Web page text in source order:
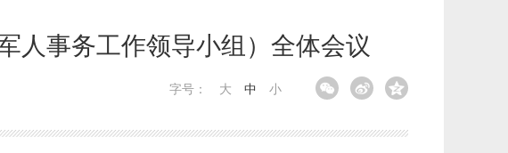
人事务工作领导小组）全体会议
字号： 大 中 小